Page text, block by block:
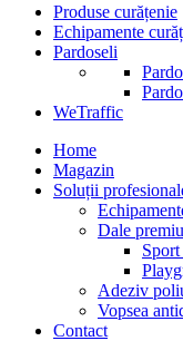
Produse curățenie
Echipamente
Pardoseli
WeTraffic
Home
Magazin
Soluții
Dale
Adeziv
Vopsea
Contact